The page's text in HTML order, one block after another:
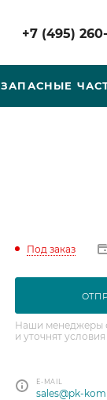
+7 (495)
ЗАПАСНЫЕ
Под заказ
Наши менеджеры
и уточнят условия
E-MAIL
sales@pk-